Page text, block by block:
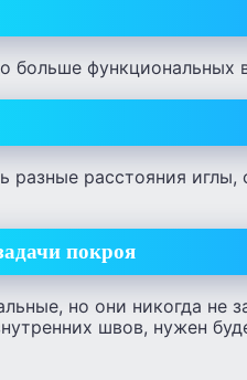
больше функциональных
разные расстояния иглы,
покроя
но они никогда не
швов, нужен